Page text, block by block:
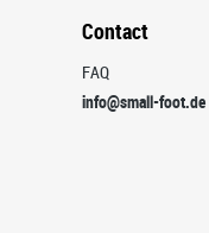
Contact
FAQ
info@small-foot.de